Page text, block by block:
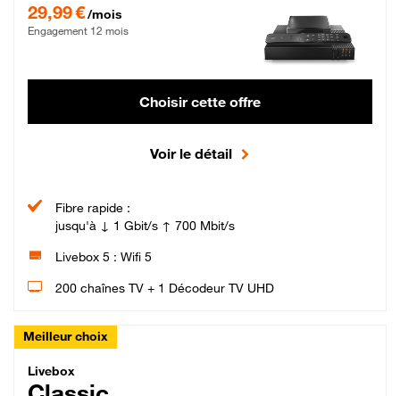
29,99 €/mois
Engagement 12 mois
Choisir cette offre
Voir le détail
Fibre rapide :
jusqu'à ↓ 1 Gbit/s ↑ 700 Mbit/s
Livebox 5 : Wifi 5
200 chaînes TV + 1 Décodeur TV UHD
Meilleur choix
Livebox Classic Fibre
Livebox